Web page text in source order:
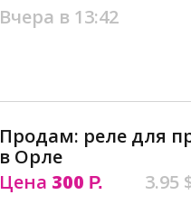
Вчера в 13:42
Продам: реле для
в Орле
Цена 300 Р.
3.95